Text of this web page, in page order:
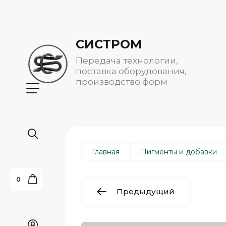
0
СИСТРОМ
Передача технологии,
поставка оборудования,
производство форм
Главная Пигменты и добавки
Предыдущий